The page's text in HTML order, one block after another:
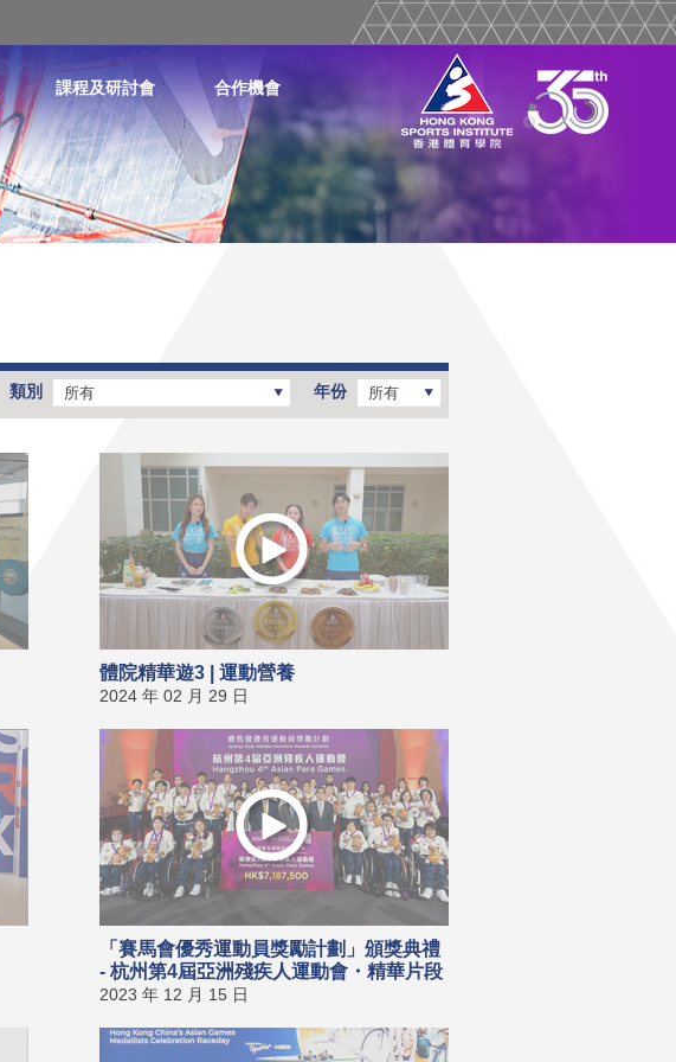
課程及研討會 合作機會
年份 所有
類別 所有
體院精華遊3 | 運動營養
2024 年 02 月 29 日
「賽馬會優秀運動員獎勵計劃」頒獎典禮
- 杭州第4屆亞洲殘疾人運動會・精華片段
2023 年 12 月 15 日